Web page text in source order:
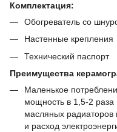
Комплектация:
Обогреватель со
Настенные крепления
Технический паспорт
Преимущества
Маленькое
мощность в 1,5-2 раза
масляных радиаторов
и расход